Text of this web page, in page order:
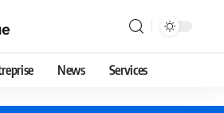
News Services